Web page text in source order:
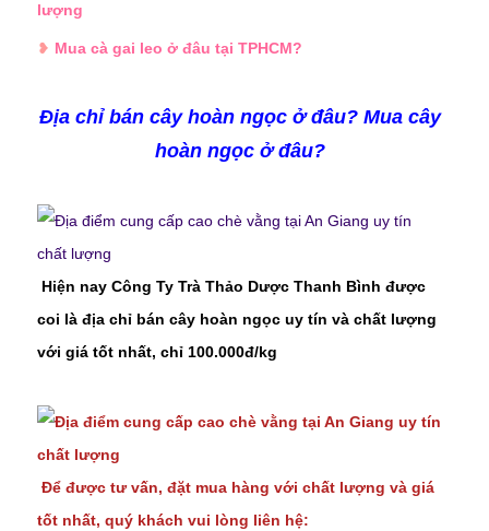
lượng
❥ Mua cà gai leo ở đâu tại TPHCM?
Địa chỉ bán cây hoàn ngọc ở đâu? Muacây
hoàn ngọc ở đâu?
Hiện nay Công Ty Trà Thảo Dược Thanh Bình được
coi là địa chỉ bán cây hoàn ngọc uy tín và chất lượng
với giá tốt nhất, chỉ 100.000đ/kg
Để được tư vấn, đặt mua hàng với chất lượng và giá
tốt nhất, quý khách vui lòng liên hệ: